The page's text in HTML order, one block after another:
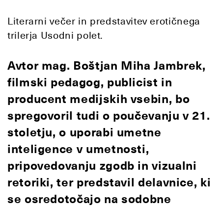
Literarni večer in predstavitev erotičnega
trilerja Usodni polet.
Avtor mag. Boštjan Miha Jambrek,
filmski pedagog, publicist in
producent medijskih vsebin, bo
spregovoril tudi o poučevanju v 21.
stoletju, o uporabi umetne
inteligence v umetnosti,
pripovedovanju zgodb in vizualni
retoriki, ter predstavil delavnice, ki
se osredotočajo na sodobne